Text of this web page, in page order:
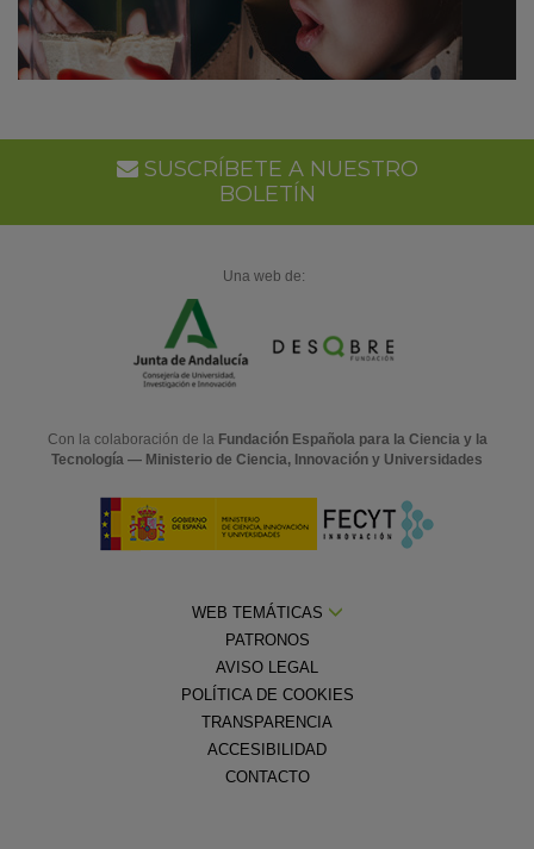
SUSCRÍBETE A NUESTRO
BOLETÍN
Una web de:
Con la colaboración de la Fundación Española para la Ciencia y la
Tecnología — Ministerio de Ciencia, Innovación y Universidades
WEB TEMÁTICAS
PATRONOS
AVISO LEGAL
POLÍTICA DE COOKIES
TRANSPARENCIA
ACCESIBILIDAD
CONTACTO